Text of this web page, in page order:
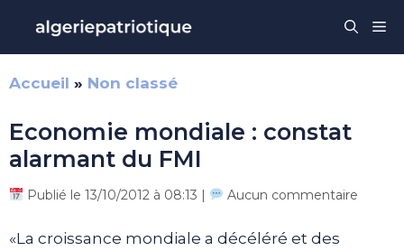
contenu
Accueil » Non classé
Economie mondiale : constat
alarmant du FMI
Publié le 13/10/2012 à 08:13 | Aucun commentaire
«La croissance mondiale a décéléré et des